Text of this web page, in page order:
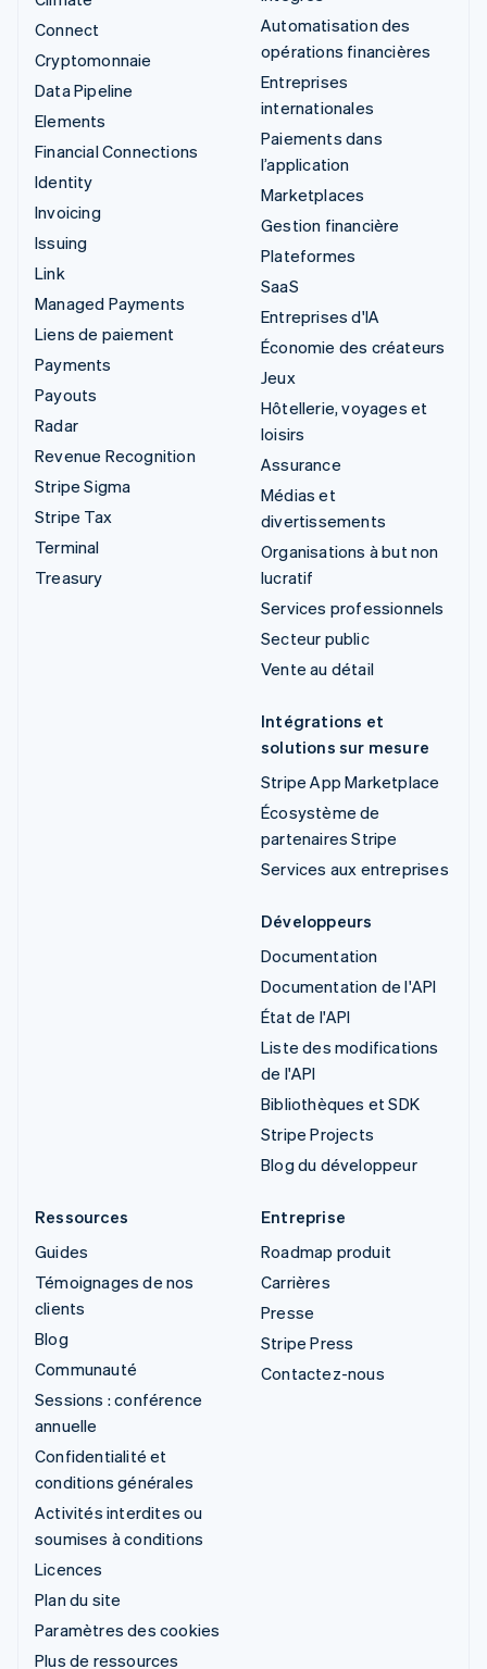
Connect
Cryptomonnaie
Data Pipeline
Elements
Financial Connections
Identity
Invoicing
Issuing
Link
Managed Payments
Liens de paiement
Payments
Payouts
Radar
Revenue Recognition
Stripe Sigma
Stripe Tax
Terminal
Treasury
Automatisation des
opérations financières
Entreprises
internationales
Paiements dans
l’application
Marketplaces
Gestion financière
Plateformes
SaaS
Entreprises d'IA
Économie des créateurs
Jeux
Hôtellerie, voyages et
loisirs
Assurance
Médias et
divertissements
Organisations à but non
lucratif
Services professionnels
Secteur public
Vente au détail
Intégrations et
solutions sur mesure
Stripe App Marketplace
Écosystème de
partenaires Stripe
Services aux entreprises
Développeurs
Documentation
Documentation de l'API
État de l'API
Liste des modifications
de l'API
Bibliothèques et SDK
Stripe Projects
Blog du développeur
Ressources
Guides
Témoignages de nos
clients
Blog
Communauté
Sessions : conférence
annuelle
Confidentialité et
conditions générales
Activités interdites ou
soumises à conditions
Licences
Plan du site
Paramètres des cookies
Plus de ressources
Entreprise
Roadmap produit
Carrières
Presse
Stripe Press
Contactez-nous